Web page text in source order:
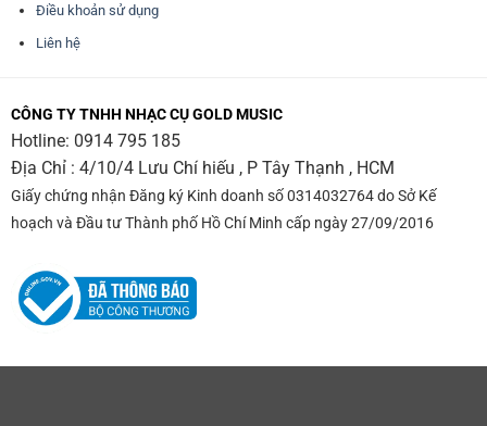
Điều khoản sử dụng
Liên hệ
CÔNG TY TNHH NHẠC CỤ GOLD MUSIC
Hotline: 0914 795 185
Địa Chỉ : 4/10/4 Lưu Chí hiếu , P Tây Thạnh , HCM
Giấy chứng nhận Đăng ký Kinh doanh số 0314032764 do Sở Kế
hoạch và Đầu tư Thành phố Hồ Chí Minh cấp ngày 27/09/2016